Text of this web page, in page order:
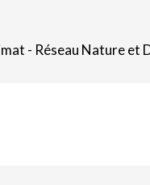
- Réseau Nature et